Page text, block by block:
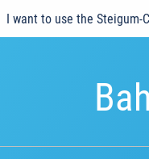
I want to use the Steigum-